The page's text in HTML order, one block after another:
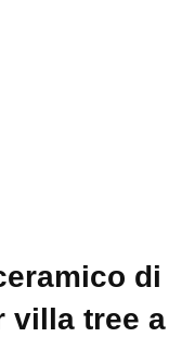
di
villa tree